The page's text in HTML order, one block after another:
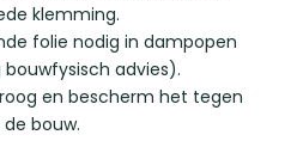
klemming.
folie nodig in dampopen
advies).
en bescherm het tegen
bouw.